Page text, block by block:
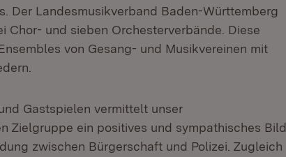
Der Landesmusikverband Baden-Württemberg
Chor- und sieben Orchesterverbände. Diese
von Gesang- und Musikvereinen mit
Gastspielen vermittelt unser
Zielgruppe ein positives und sympathisches Bild
zwischen Bürgerschaft und Polizei. Zugleich